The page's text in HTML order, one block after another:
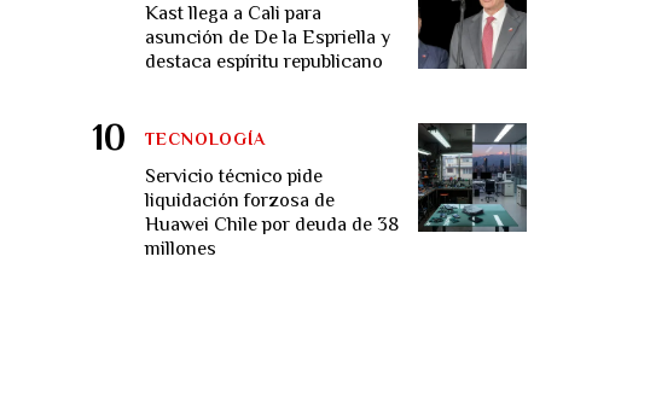
Kast llega a Cali para
asunción de De la Espriella y
destaca espíritu republicano
Servicio técnico pide
liquidación forzosa de
Huawei Chile por deuda de 38
millones
TECNOLOGÍA